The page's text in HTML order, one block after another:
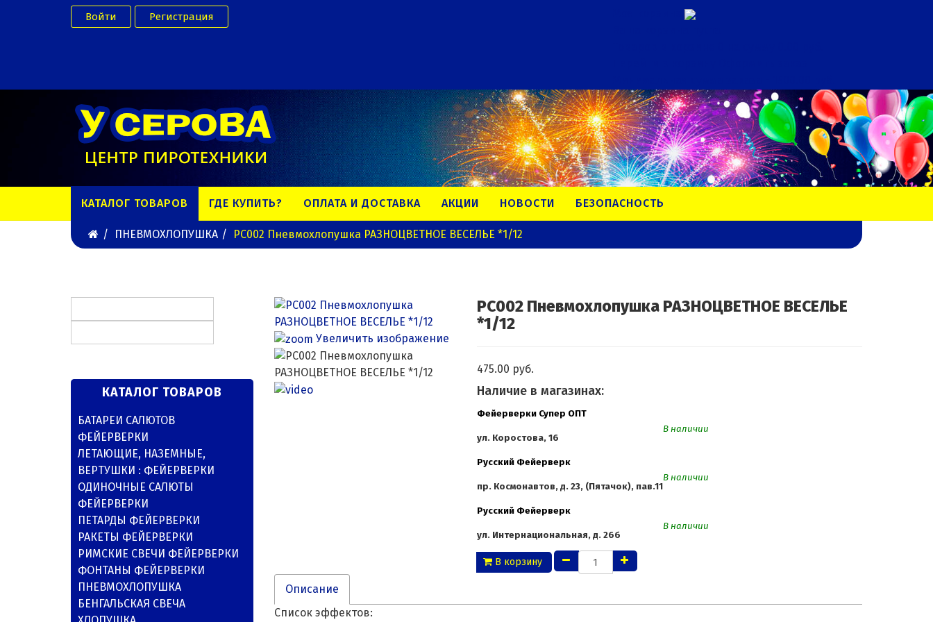
Войти Регистрация
КАТАЛОГ ТОВАРОВ ГДЕ КУПИТЬ? ОПЛАТА И ДОСТАВКА АКЦИИ НОВОСТИ БЕЗОПАСНОСТЬ
ПНЕВМОХЛОПУШКА РС002 Пневмохлопушка РАЗНОЦВЕТНОЕ ВЕСЕЛЬЕ *1/12
КАТАЛОГ ТОВАРОВ
БАТАРЕИ САЛЮТОВ
ФЕЙЕРВЕРКИ
ЛЕТАЮЩИЕ, НАЗЕМНЫЕ,
ВЕРТУШКИ : ФЕЙЕРВЕРКИ
ОДИНОЧНЫЕ САЛЮТЫ
ФЕЙЕРВЕРКИ
ПЕТАРДЫ ФЕЙЕРВЕРКИ
РАКЕТЫ ФЕЙЕРВЕРКИ
РИМСКИЕ СВЕЧИ ФЕЙЕРВЕРКИ
ФОНТАНЫ ФЕЙЕРВЕРКИ
ПНЕВМОХЛОПУШКА
БЕНГАЛЬСКАЯ СВЕЧА
Увеличить изображение
РС002 Пневмохлопушка РАЗНОЦВЕТНОЕ ВЕСЕЛЬЕ
*1/12
475.00 руб.
Наличие в магазинах:
Фейерверки Супер ОПТ
В наличии
ул. Коростова, 16
Русский Фейерверк
В наличии
пр. Космонавтов, д. 23, (Пятачок), пав.11
Русский Фейерверк
В наличии
ул. Интернациональная, д. 26б
В корзину
Описание
Список эффектов: